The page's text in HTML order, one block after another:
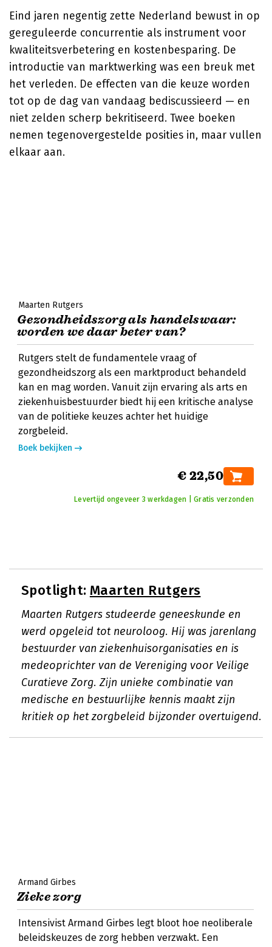
Eind jaren negentig zette Nederland bewust in op
gereguleerde concurrentie als instrument voor
kwaliteitsverbetering en kostenbesparing. De
introductie van marktwerking was een breuk met
het verleden. De effecten van die keuze worden
tot op de dag van vandaag bediscussieerd — en
niet zelden scherp bekritiseerd. Twee boeken
nemen tegenovergestelde posities in, maar vullen
elkaar aan.
Maarten Rutgers
Gezondheidszorg als handelswaar:
worden we daar beter van?
Rutgers stelt de fundamentele vraag of
gezondheidszorg als een marktproduct behandeld
kan en mag worden. Vanuit zijn ervaring als arts en
ziekenhuisbestuurder biedt hij een kritische analyse
van de politieke keuzes achter het huidige
zorgbeleid.
Boek bekijken
€ 22,50
Levertijd ongeveer 3 werkdagen | Gratis verzonden
Spotlight: Maarten Rutgers
Maarten Rutgers studeerde geneeskunde en
werd opgeleid tot neuroloog. Hij was jarenlang
bestuurder van ziekenhuisorganisaties en is
medeoprichter van de Vereniging voor Veilige
Curatieve Zorg. Zijn unieke combinatie van
medische en bestuurlijke kennis maakt zijn
kritiek op het zorgbeleid bijzonder overtuigend.
Armand Girbes
Zieke zorg
Intensivist Armand Girbes legt bloot hoe neoliberale
beleidskeuzes de zorg hebben verzwakt. Een